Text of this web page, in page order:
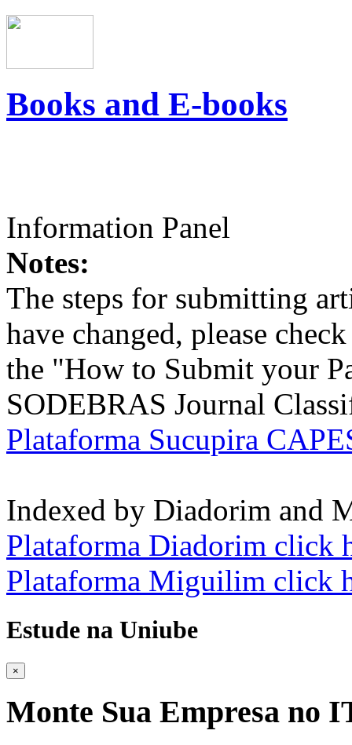
Books and E-books
Information Panel
Notes:
The steps for submitting
have changed, please
the "How to Submit your
SODEBRAS Journal
Plataforma Sucupira
Indexed by Diadorim and
Plataforma Diadorim click
Plataforma Miguilim click
Estude na Uniube
×
Monte Sua Empresa no